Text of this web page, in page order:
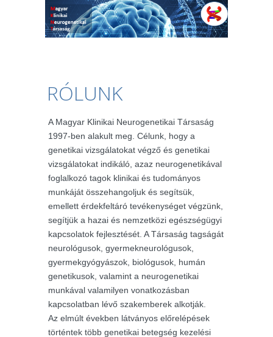
RÓLUNK
A Magyar Klinikai Neurogenetikai Társaság
1997-ben alakult meg. Célunk, hogy a
genetikai vizsgálatokat végző és genetikai
vizsgálatokat indikáló, azaz neurogenetikával
foglalkozó tagok klinikai és tudományos
munkáját összehangoljuk és segítsük,
emellett érdekfeltáró tevékenységet végzünk,
segítjük a hazai és nemzetközi egészségügyi
kapcsolatok fejlesztését. A Társaság tagságát
neurológusok, gyermekneurológusok,
gyermekgyógyászok, biológusok, humán
genetikusok, valamint a neurogenetikai
munkával valamilyen vonatkozásban
kapcsolatban lévő szakemberek alkotják.
Az elmúlt években látványos előrelépések
történtek több genetikai betegség kezelési